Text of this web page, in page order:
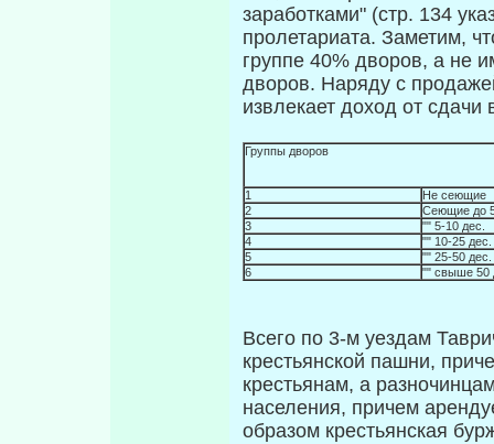
заработками" (стр. 134
пролетариата. За­метим,
группе 40% дворов, а не
дворов. Наряду с
извлекает доход от
Группы дворов
1
Не сеющие
2
Сеющие до
3
"" 5-10 дес.
4
"" 10-25 дес.
5
"" 25-50 дес.
6
"" свыше 50
Всего по 3-м уездам
крестьянской пашни,
крестья­нам, а
населения, причем
образом крестьянская